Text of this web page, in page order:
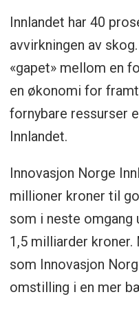
Innlandet har 40
avvirkningen av
«gapet» mellom en
en økonomi for
fornybare ressurser
Innlandet.
Innovasjon Norge
millioner kroner til
som i neste
1,5 milliarder kroner.
som Innovasjon
omstilling i en mer